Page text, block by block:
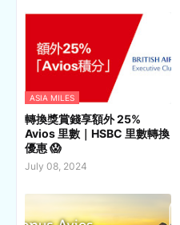
ASIA MILES
轉換獎賞錢享額外 25%
Avios 里數｜HSBC 里數轉換
優惠 😱
July 08, 2024